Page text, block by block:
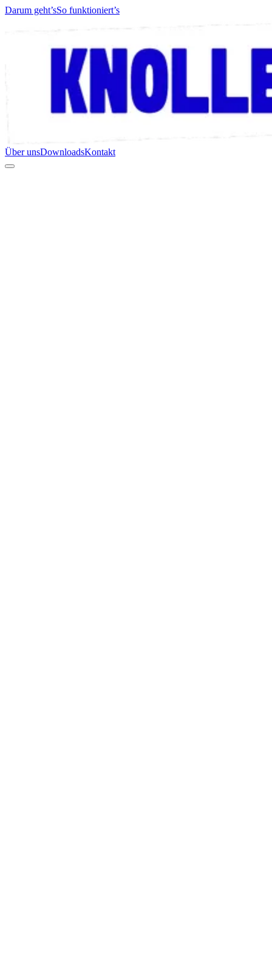
Darum geht’sSo funktioniert’s
Über unsDownloadsKontakt